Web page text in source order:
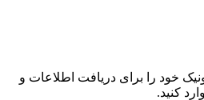
خود را برای دریافت اطلاعات و
کنید.